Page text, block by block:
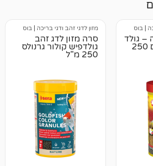
מזון לדגי זהב ודגי בריכה|בוס
סרה מזון לדג זהב
גולדפיש קולור גרנולס